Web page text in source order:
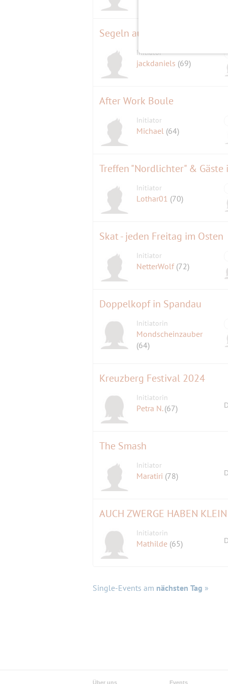
Segeln auf dem Wannsee
Initiator
jackdaniels (69)
After Work Boule
Initiator
Michael (64)
Treffen "Nordlichter" & Gäste
Initiator
Lothar01 (70)
Skat - jeden Freitag im Osten
Initiator
NetterWolf (72)
Doppelkopf in Spandau
Initiatorin
Mondscheinzauber
(64)
Kreuzberg Festival 2024
Initiatorin
Petra N.(67)
The Smash
Initiator
Maratiri (78)
AUCH ZWERGE HABEN
Initiatorin
Mathilde (65)
Single-Events am nächsten Tag »
Über uns Events